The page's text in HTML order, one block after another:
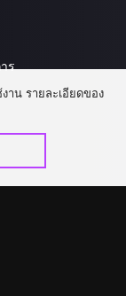
ร
าน รายละเอียดของ